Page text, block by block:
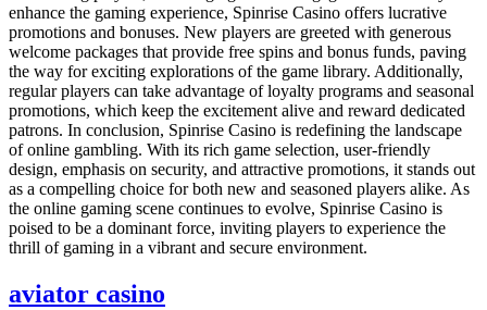
enhance the gaming experience, Spinrise Casino offers lucrative
promotions and bonuses. New players are greeted with generous
welcome packages that provide free spins and bonus funds, paving
the way for exciting explorations of the game library. Additionally,
regular players can take advantage of loyalty programs and seasonal
promotions, which keep the excitement alive and reward dedicated
patrons. In conclusion, Spinrise Casino is redefining the landscape
of online gambling. With its rich game selection, user-friendly
design, emphasis on security, and attractive promotions, it stands out
as a compelling choice for both new and seasoned players alike. As
the online gaming scene continues to evolve, Spinrise Casino is
poised to be a dominant force, inviting players to experience the
thrill of gaming in a vibrant and secure environment.
aviator casino